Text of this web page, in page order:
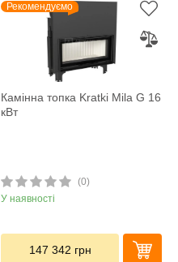
Рекомендуємо
Камінна топка Kratki Mila G 16
кВт
(0)
У наявності
147 342 грн